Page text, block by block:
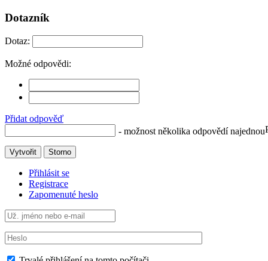
Dotazník
Dotaz:
Možné odpovědi:
Přidat odpověď
- možnost několika odpovědí najednou
Vytvořit Storno
Přihlásit se
Registrace
Zapomenuté heslo